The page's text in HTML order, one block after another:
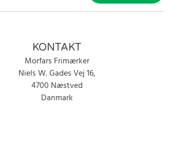
KONTAKT
Morfars Frimærker
Niels W. Gades Vej 16,
4700 Næstved
Danmark